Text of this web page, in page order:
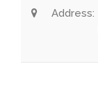
Address: